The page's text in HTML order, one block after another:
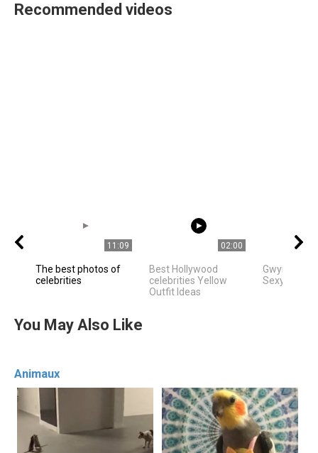
Recommended videos
11:09
The best photos of
celebrities
02:00
Best Hollywood
celebrities Yellow
Outfit Ideas
Gwyneth
Sexy Movie
You May Also Like
Animaux